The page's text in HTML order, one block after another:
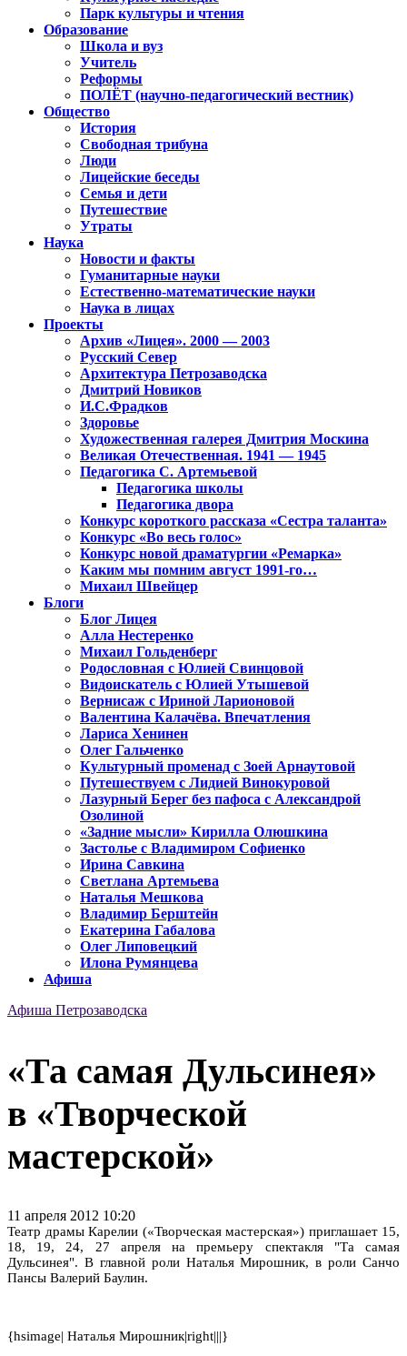
Парк культуры и чтения
Образование
Школа и вуз
Учитель
Реформы
ПОЛЁТ (научно-педагогический вестник)
Общество
История
Свободная трибуна
Люди
Лицейские беседы
Семья и дети
Путешествие
Утраты
Наука
Новости и факты
Гуманитарные науки
Естественно-математические науки
Наука в лицах
Проекты
Архив «Лицея». 2000 — 2003
Русский Север
Архитектура Петрозаводска
Дмитрий Новиков
И.С.Фрадков
Здоровье
Художественная галерея Дмитрия Москина
Великая Отечественная. 1941 — 1945
Педагогика С. Артемьевой
Педагогика школы
Педагогика двора
Конкурс короткого рассказа «Сестра таланта»
Конкурс «Во весь голос»
Конкурс новой драматургии «Ремарка»
Каким мы помним август 1991-го…
Михаил Швейцер
Блоги
Блог Лицея
Алла Нестеренко
Михаил Гольденберг
Родословная с Юлией Свинцовой
Видоискатель с Юлией Утышевой
Вернисаж с Ириной Ларионовой
Валентина Калачёва. Впечатления
Лариса Хенинен
Олег Гальченко
Культурный променад с Зоей Арнаутовой
Путешествуем с Лидией Винокуровой
Лазурный Берег без пафоса с Александрой
Озолиной
«Задние мысли» Кирилла Олюшкина
Застолье с Владимиром Софиенко
Ирина Савкина
Светлана Артемьева
Наталья Мешкова
Владимир Берштейн
Екатерина Габалова
Олег Липовецкий
Илона Румянцева
Афиша
Афиша Петрозаводска
«Та самая Дульсинея»
в «Творческой
мастерской»
11 апреля 2012 10:20
Театр драмы Карелии («Творческая мастерская») приглашает 15,
18, 19, 24, 27 апреля на премьеру спектакля "Та самая
Дульсинея". В главной роли Наталья Мирошник, в роли Санчо
Пансы Валерий Баулин.
{hsimage| Наталья Мирошник|right|||}